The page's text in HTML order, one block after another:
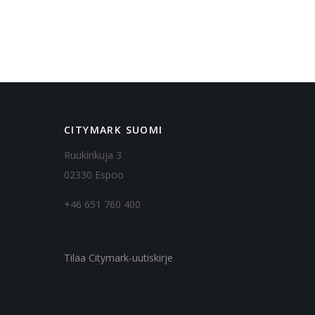
CITYMARK SUOMI
Ruukinkuja 3
02330 Espoo
+46 651 760 400
Tilaa Citymark-uutiskirje